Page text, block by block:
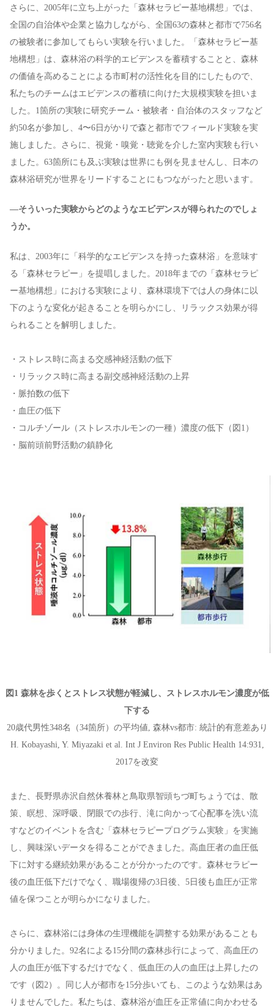
さらに、2005年に立ち上がった「森林セラピー基地構想」では、
全国の自治体や企業と協力しながら、全国63の森林と都市で756名
の被験者に参加してもらい実験を行いました。「森林セラピー基
地構想」は、森林浴の科学的エビデンスを蓄積することと、森林
の価値を高めることによる市町村の活性化を目的にしたもので、
私たちのチームはエビデンスの蓄積に向けた大規模実験を担いま
した。1箇所の実験に研究チーム・被験者・自治体のスタッフなど
約50名が参加し、4〜6日がかりで森と都市でフィールド実験を実
施しました。さらに、視覚・嗅覚・聴覚を介した室内実験も行い
ました。63箇所にも及ぶ実験は世界にも例を見ませんし、日本の
森林浴研究が世界をリードすることにもつながったと思います。
—そういった実験からどのようなエビデンスが得られたのでしょ
うか。
私は、2003年に「科学的なエビデンスを持った森林浴」を意味す
る「森林セラピー」を提唱しました。2018年までの「森林セラピ
ー基地構想」における実験により、森林環境下では人の身体に以
下のような変化が起きることを明らかにし、リラックス効果が得
られることを解明しました。
・ストレス時に高まる交感神経活動の低下
・リラックス時に高まる副交感神経活動の上昇
・脈拍数の低下
・血圧の低下
・コルチゾール（ストレスホルモンの一種）濃度の低下（図1）
・脳前頭前野活動の鎮静化
図1 森林を歩くとストレス状態が軽減し、ストレスホルモン濃度が低
下する
20歳代男性348名（34箇所）の平均値, 森林vs都市: 統計的有意差あり
H. Kobayashi, Y. Miyazaki et al. Int J Environ Res Public Health 14:931,
2017を改変
また、長野県赤沢自然休養林と鳥取県智頭ちづ町ちょうでは、散
策、瞑想、深呼吸、閉眼での歩行、滝に向かって心配事を洗い流
すなどのイベントを含む「森林セラピープログラム実験」を実施
し、興味深いデータを得ることができました。高血圧者の血圧低
下に対する継続効果があることが分かったのです。森林セラピー
後の血圧低下だけでなく、職場復帰の3日後、5日後も血圧が正常
値を保つことが明らかになりました。
さらに、森林浴には身体の生理機能を調整する効果があることも
分かりました。92名による15分間の森林歩行によって、高血圧の
人の血圧が低下するだけでなく、低血圧の人の血圧は上昇したの
です（図2）。同じ人が都市を15分歩いても、このような効果はあ
りませんでした。私たちは、森林浴が血圧を正常値に向かわせる